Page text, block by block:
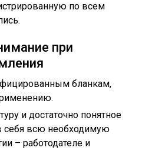
по всем
при
бланкам,
и достаточно понятное
себя всю необходимую
– работодателе и